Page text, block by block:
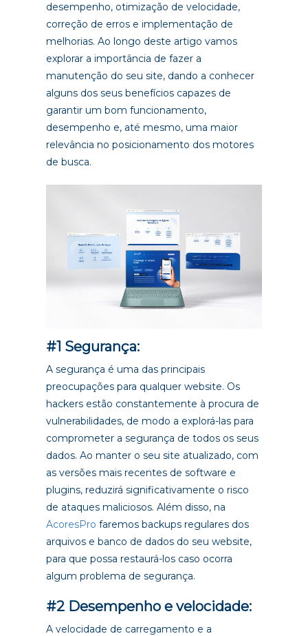
desempenho, otimização de velocidade,
correção de erros e implementação de
melhorias. Ao longo deste artigo vamos
explorar a importância de fazer a
manutenção do seu site, dando a conhecer
alguns dos seus benefícios capazes de
garantir um bom funcionamento,
desempenho e, até mesmo, uma maior
relevância no posicionamento dos motores
de busca.
#1 Segurança:
A segurança é uma das principais
preocupações para qualquer website. Os
hackers estão constantemente à procura de
vulnerabilidades, de modo a explorá-las para
comprometer a segurança de todos os seus
dados. Ao manter o seu site atualizado, com
as versões mais recentes de software e
plugins, reduzirá significativamente o risco
de ataques maliciosos. Além disso, na
AcoresPro faremos backups regulares dos
arquivos e banco de dados do seu website,
para que possa restaurá-los caso ocorra
algum problema de segurança.
#2 Desempenho e velocidade:
A velocidade de carregamento e a